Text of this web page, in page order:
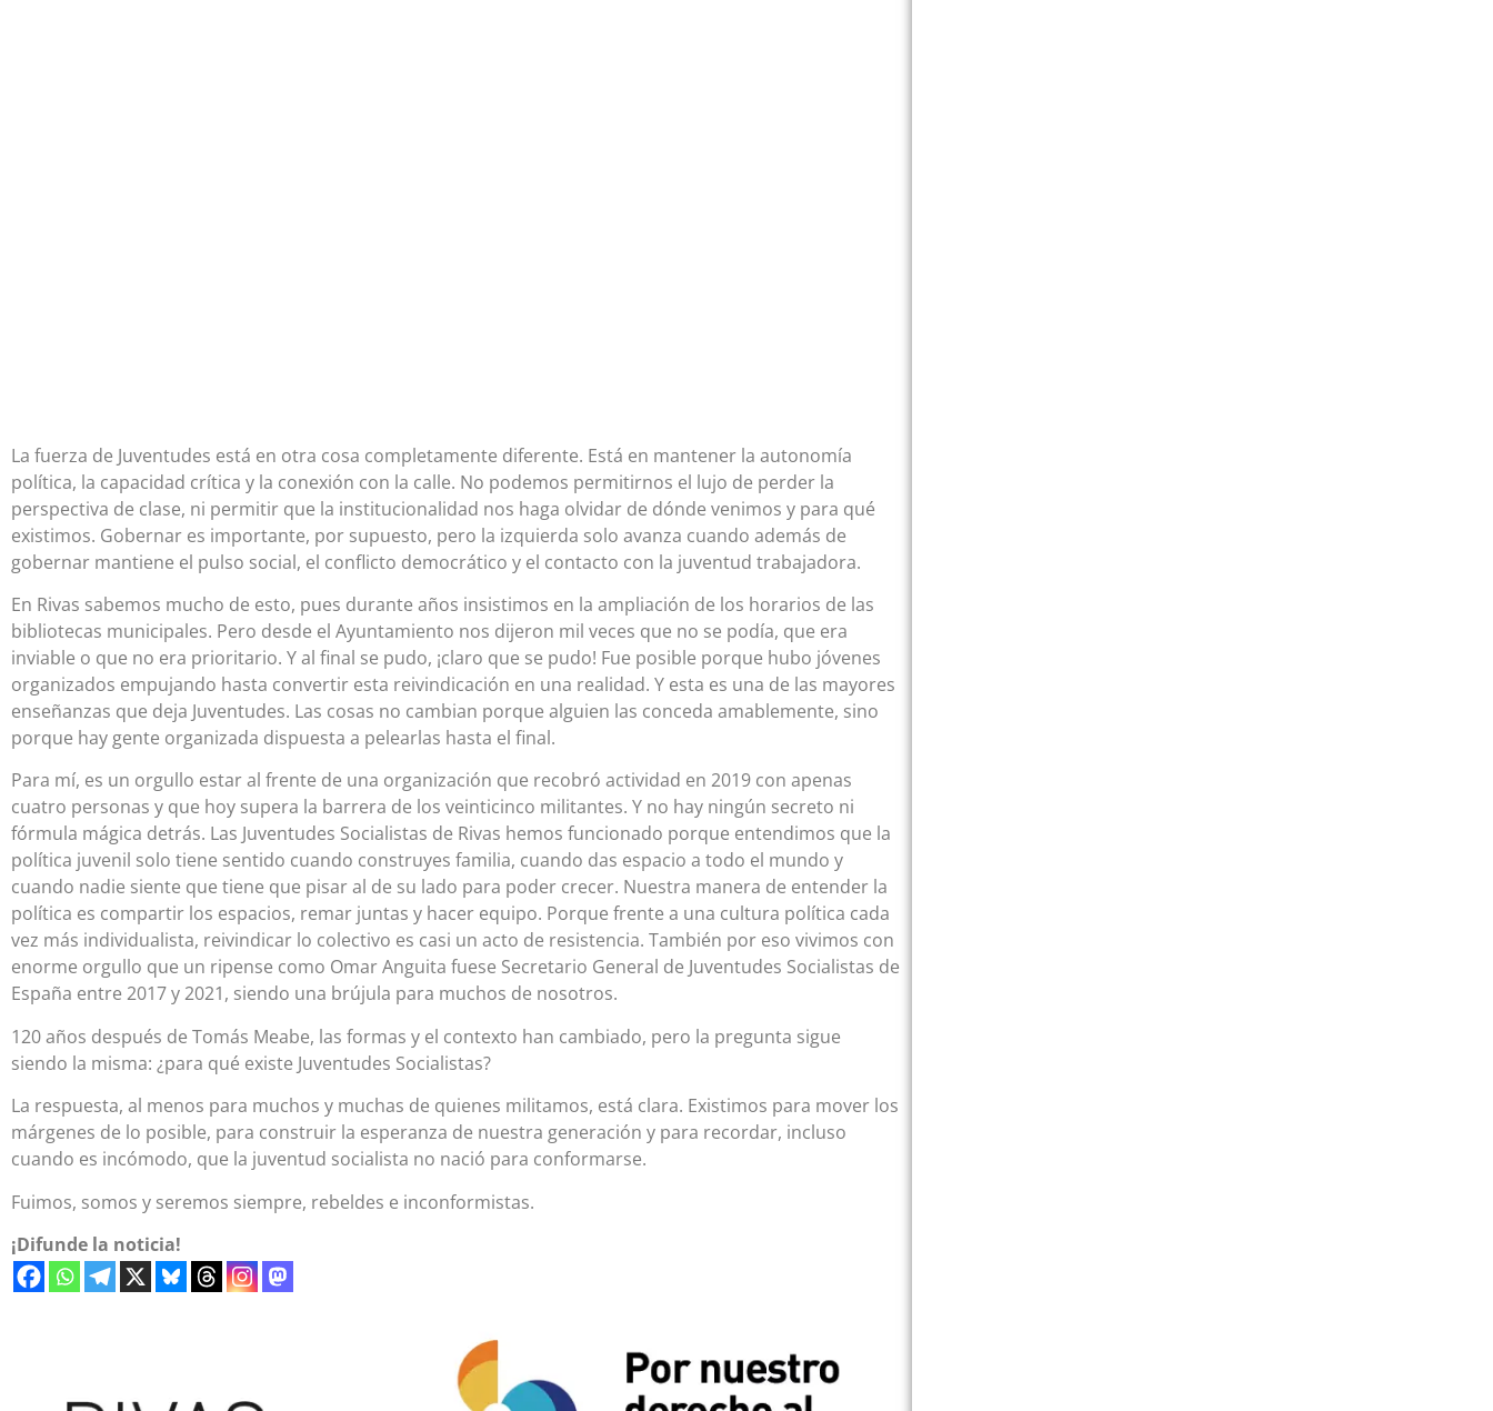
La fuerza de Juventudes está en otra cosa completamente diferente. Está en mantener la autonomía
política, la capacidad crítica y la conexión con la calle. No podemos permitirnos el lujo de perder la
perspectiva de clase, ni permitir que la institucionalidad nos haga olvidar de dónde venimos y para qué
existimos. Gobernar es importante, por supuesto, pero la izquierda solo avanza cuando además de
gobernar mantiene el pulso social, el conflicto democrático y el contacto con la juventud trabajadora.
En Rivas sabemos mucho de esto, pues durante años insistimos en la ampliación de los horarios de las
bibliotecas municipales. Pero desde el Ayuntamiento nos dijeron mil veces que no se podía, que era
inviable o que no era prioritario. Y al final se pudo, ¡claro que se pudo! Fue posible porque hubo jóvenes
organizados empujando hasta convertir esta reivindicación en una realidad. Y esta es una de las mayores
enseñanzas que deja Juventudes. Las cosas no cambian porque alguien las conceda amablemente, sino
porque hay gente organizada dispuesta a pelearlas hasta el final.
Para mí, es un orgullo estar al frente de una organización que recobró actividad en 2019 con apenas
cuatro personas y que hoy supera la barrera de los veinticinco militantes. Y no hay ningún secreto ni
fórmula mágica detrás. Las Juventudes Socialistas de Rivas hemos funcionado porque entendimos que la
política juvenil solo tiene sentido cuando construyes familia, cuando das espacio a todo el mundo y
cuando nadie siente que tiene que pisar al de su lado para poder crecer. Nuestra manera de entender la
política es compartir los espacios, remar juntas y hacer equipo. Porque frente a una cultura política cada
vez más individualista, reivindicar lo colectivo es casi un acto de resistencia. También por eso vivimos con
enorme orgullo que un ripense como Omar Anguita fuese Secretario General de Juventudes Socialistas de
España entre 2017 y 2021, siendo una brújula para muchos de nosotros.
120 años después de Tomás Meabe, las formas y el contexto han cambiado, pero la pregunta sigue
siendo la misma: ¿para qué existe Juventudes Socialistas?
La respuesta, al menos para muchos y muchas de quienes militamos, está clara. Existimos para mover los
márgenes de lo posible, para construir la esperanza de nuestra generación y para recordar, incluso
cuando es incómodo, que la juventud socialista no nació para conformarse.
Fuimos, somos y seremos siempre, rebeldes e inconformistas.
¡Difunde la noticia!